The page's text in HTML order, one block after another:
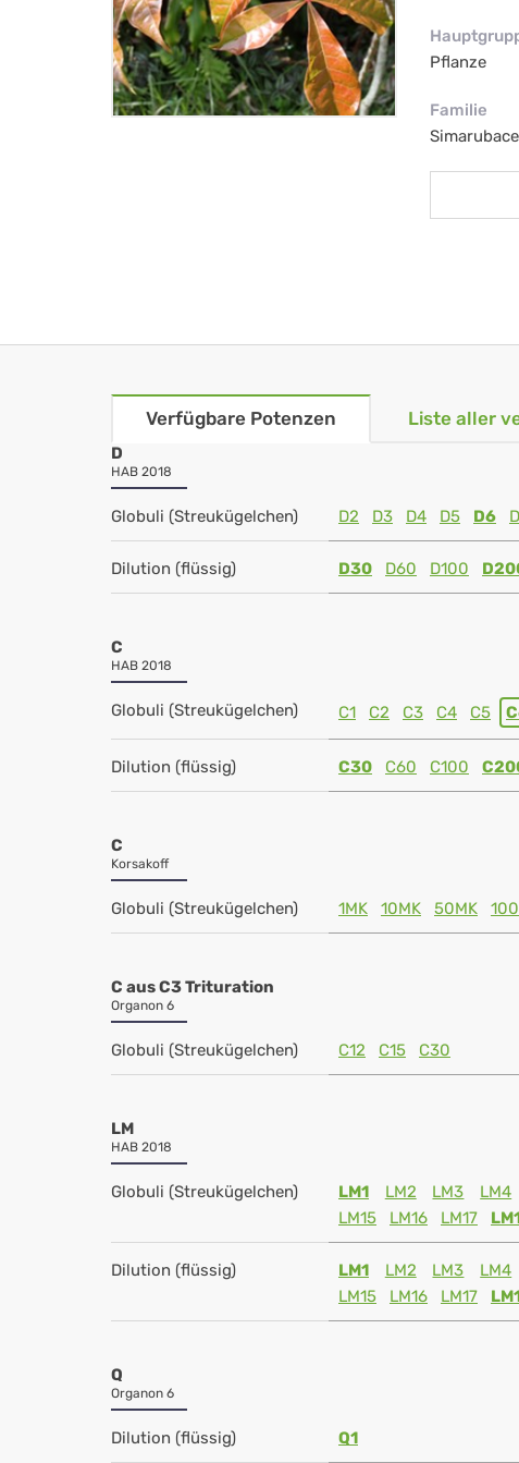
Pflanze
Familie
Verfügbare Potenzen Liste aller
D
HAB 2018
Globuli (Streukügelchen) D2 D3 D4 D5 D6
Dilution (flüssig) D30 D60 D100
C
HAB 2018
Globuli (Streukügelchen) C1 C2 C3 C4 C5
Dilution (flüssig) C30 C60 C100
C
Korsakoff
Globuli (Streukügelchen) 1MK 10MK 50MK
C aus C3 Trituration
Organon 6
Globuli (Streukügelchen) C12 C15 C30
LM
HAB 2018
Globuli (Streukügelchen) LM1 LM2 LM3 LM4
LM15
LM16 LM17
Dilution (flüssig) LM1 LM2 LM3 LM4
LM15
LM16 LM17
Q
Organon 6
Dilution (flüssig) Q1